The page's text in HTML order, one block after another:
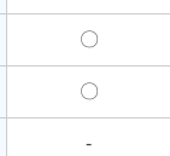
〇
〇
-